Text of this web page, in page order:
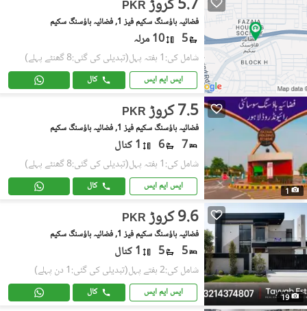
PKR 5.7 کروڑ
فضائیہ ہاؤسنگ سکیم فیز 1, فضائیہ ہاؤسنگ سکیم
5 10 مرلہ
شامل کی:1 ہفتہ پہل (تبدیلی کی گئی:8 گھنٹے پہلے)
ایس ایم ایس کال
1
PKR 7.5 کروڑ
فضائیہ ہاؤسنگ سکیم فیز 1, فضائیہ ہاؤسنگ سکیم
7
6 1 کنال
شامل کی:1 ہفتہ پہل (تبدیلی کی گئی:8 گھنٹے پہلے)
ایس ایم ایس کال
19
PKR 9.6 کروڑ
فضائیہ ہاؤسنگ سکیم فیز 1, فضائیہ ہاؤسنگ سکیم
5
5 1 کنال
شامل کی:2 ہفتے پہل (تبدیلی کی گئی:1 دن پہلے)
ایس ایم ایس کال